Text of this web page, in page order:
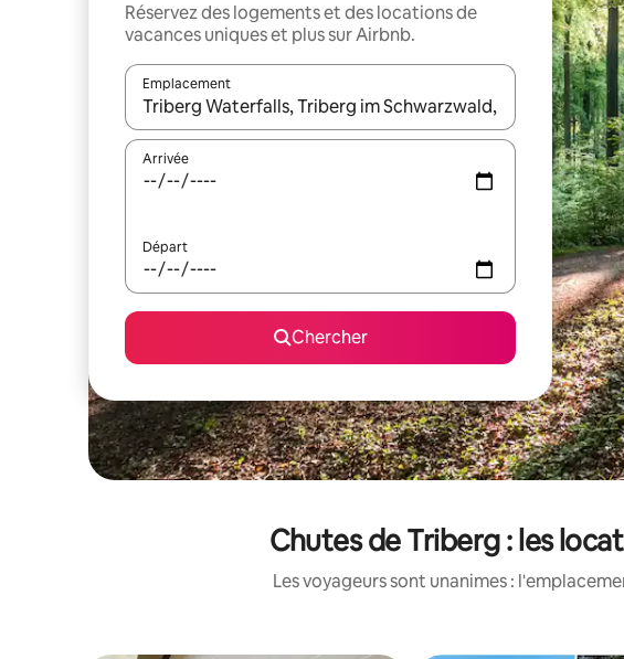
Réservez des logements et des locations de
vacances uniques et plus sur Airbnb.
Emplacement
Quand les résultats sont affichés, parcourez-les en utilisant les
Arrivée
Départ
Chercher
Chutes de Triberg : les
Les voyageurs sont unanimes :